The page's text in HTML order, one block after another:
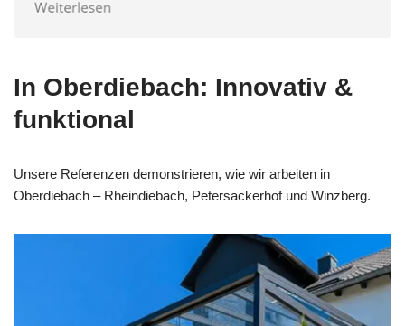
In Oberdiebach: Innovativ &
funktional
Unsere Referenzen demonstrieren, wie wir arbeiten in
Oberdiebach – Rheindiebach, Petersackerhof und Winzberg.